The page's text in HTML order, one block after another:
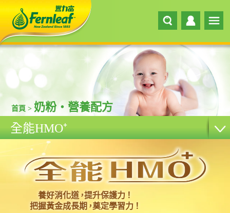
首頁 > 奶粉‧營養配方
全能HMO⁺
養好消化道，提升保護力！
把握黃金成長期，奠定學習力！